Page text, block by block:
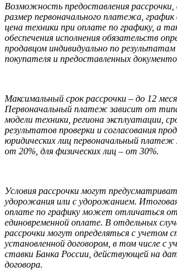
Возможность предоставления рассрочки,
размер первоначального платежа,
цена техники при оплате по графику, а
обеспечения исполнения обязательств
продавцом индивидуально по результатам
покупателя и предоставленных
Максимальный срок рассрочки – до 12
Первоначальный платеж зависит от
модели техники, региона эксплуатации,
результатов проверки и согласования
юридических лиц первоначальный
от 20%, для физических лиц – от 30%.
Условия рассрочки могут
удорожания или с удорожанием.
оплате по графику может отличаться
единовременной оплате. В отдельных
рассрочки могут определяться с учетом
установленной договором, в том числе с
ставки Банка России, действующей на
договора.